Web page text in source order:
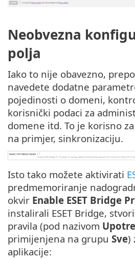
Neobvezna
polja
Iako to nije obavezno,
navedete dodatne
pojedinosti o domeni,
korisnički podaci za
domene itd. To je korisno
na primjer, sinkronizaciju.
Isto tako možete aktivirati
predmemoriranje
okvir Enable ESET Bridge
instalirali ESET Bridge,
pravila (pod nazivom
primijenjena na grupu Sve)
aplikacije: